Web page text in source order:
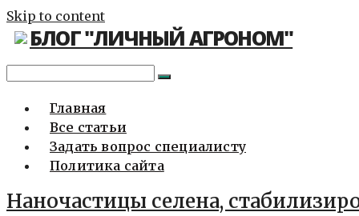
Skip to content
БЛОГ "ЛИЧНЫЙ АГРОНОМ"
Главная
Все статьи
Задать вопрос специалисту
Политика сайта
Наночастицы селена,